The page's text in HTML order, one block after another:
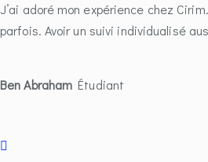
J’ai adoré mon expérience chez
parfois. Avoir un suivi individualisé
Ben Abraham Étudiant